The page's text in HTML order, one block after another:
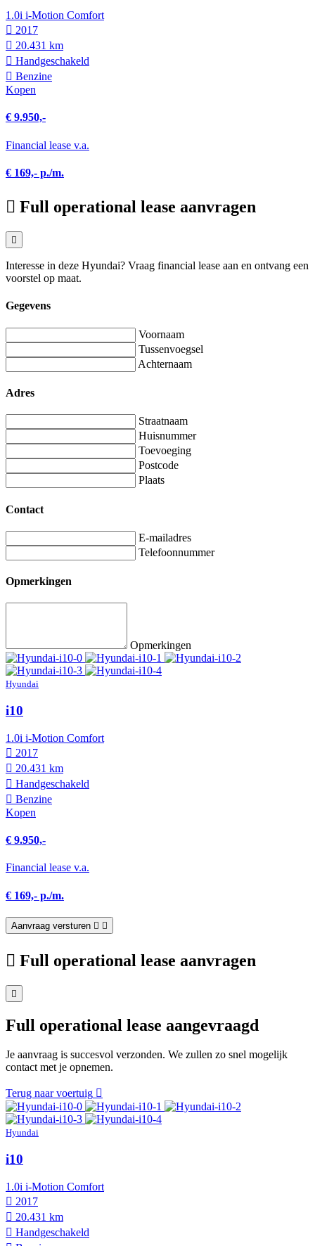
1.0i i-Motion Comfort
2017
20.431 km
Hand­geschakeld
Benzine
Kopen
€ 9.950,-
Financial lease v.a.
€ 169,- p./m.
Full operational lease aanvragen
Interesse in deze Hyundai? Vraag financial lease aan en ontvang een
voorstel op maat.
Gegevens
Voornaam
Tussenvoegsel
Achternaam
Adres
Straatnaam
Huisnummer
Toevoeging
Postcode
Plaats
Contact
E-mailadres
Telefoonnummer
Opmerkingen
Opmerkingen
Hyundai
i10
1.0i i-Motion Comfort
2017
20.431 km
Hand­geschakeld
Benzine
Kopen
€ 9.950,-
Financial lease v.a.
€ 169,- p./m.
Aanvraag versturen
Full operational lease aanvragen
Full operational lease aangevraagd
Je aanvraag is succesvol verzonden. We zullen zo snel mogelijk
contact met je opnemen.
Terug naar voertuig
Hyundai
i10
1.0i i-Motion Comfort
2017
20.431 km
Hand­geschakeld